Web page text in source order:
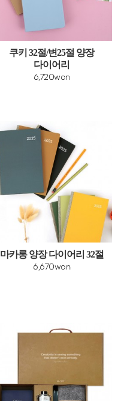
쿠키 32절/변25절 양장
다이어리
6,720won
마카롱 양장 다이어리 32절
6,670won